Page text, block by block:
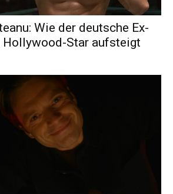
Wie der deutsche Ex-
Hollywood-Star aufsteigt